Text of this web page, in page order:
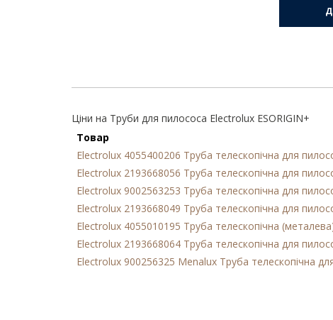
Ціни на Труби для пилососа Electrolux ESORIGIN+
Товар
Electrolux 4055400206 Труба телескопічна для
Electrolux 2193668056 Труба телескопічна для
Electrolux 9002563253 Труба телескопічна для
Electrolux 2193668049 Труба телескопічна для
Electrolux 4055010195 Труба телескопічна
Electrolux 2193668064 Труба телескопічна для
Electrolux 900256325 Menalux Труба телескопічна